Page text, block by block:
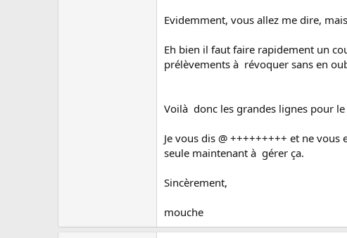
Evidemment, vous allez me dire,
Eh bien il faut faire rapidement un
prélèvements à révoquer sans en
Voilà donc les grandes lignes pour
Je vous dis @ +++++++++ et ne
seule maintenant à gérer ça.
Sincèrement,
mouche